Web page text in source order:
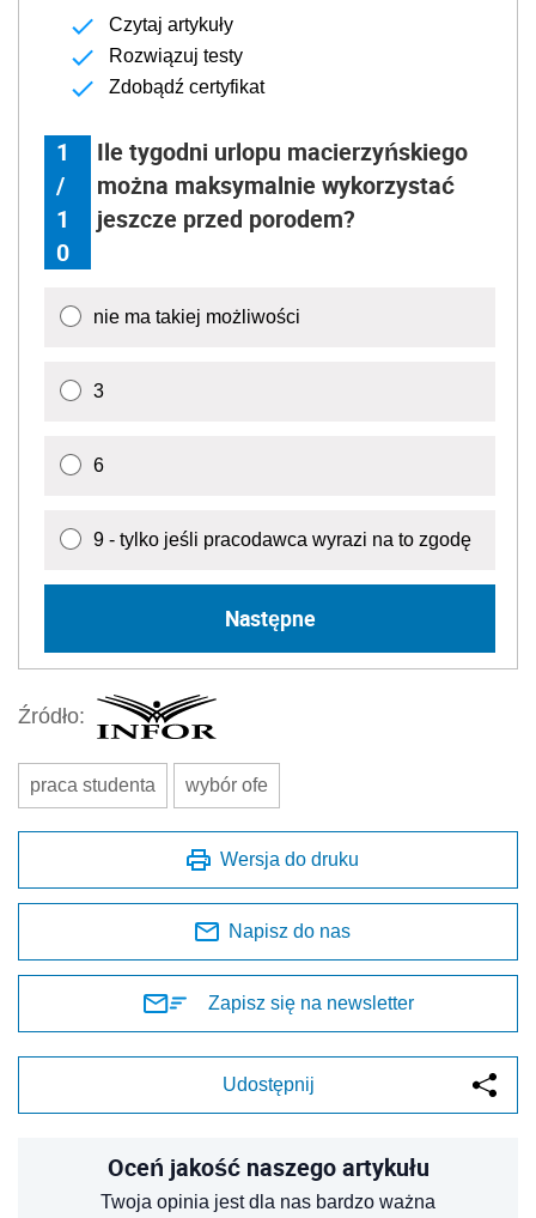
Czytaj artykuły
Rozwiązuj testy
Zdobądź certyfikat
1
/
1
0
Ile tygodni urlopu macierzyńskiego
można maksymalnie wykorzystać
jeszcze przed porodem?
nie ma takiej możliwości
3
6
9 - tylko jeśli pracodawca wyrazi na to zgodę
Następne
Źródło:
praca studenta wybór ofe
Wersja do druku
Napisz do nas
Zapisz się na newsletter
Udostępnij
Oceń jakość naszego artykułu
Twoja opinia jest dla nas bardzo ważna